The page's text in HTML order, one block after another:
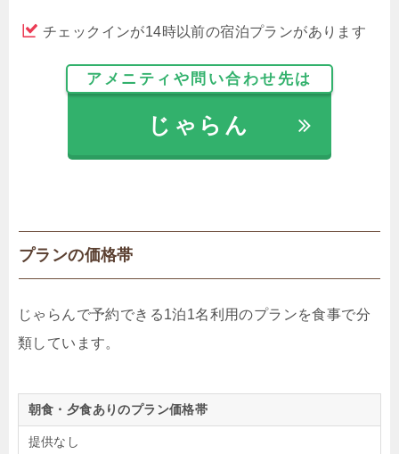
チェックインが14時以前の宿泊プランがあります
アメニティや問い合わせ先は
じゃらん
プランの価格帯
じゃらんで予約できる1泊1名利用のプランを食事で分
類しています。
朝食・夕食ありのプラン価格帯
提供なし